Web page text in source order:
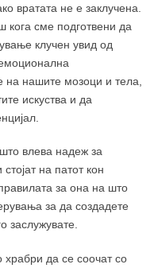
вратата не е заклучена.
кога сме подготвени да
клучен увид од
на нашите мозоци и тела,
искуства и да
влева надеж за
на патот кон
за она на што
за да создадете
заслужувате.
храбри да се соочат со